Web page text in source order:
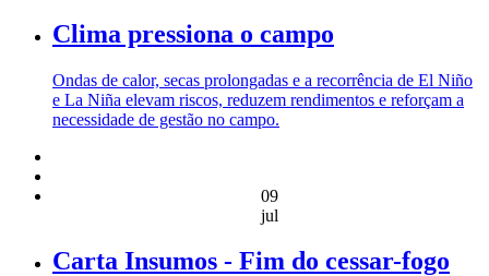
Clima pressiona o campo
Ondas de calor, secas prolongadas e a recorrência de El Niño
e La Niña elevam riscos, reduzem rendimentos e reforçam a
necessidade de gestão no campo.
09
jul
Carta Insumos - Fim do cessar-fogo